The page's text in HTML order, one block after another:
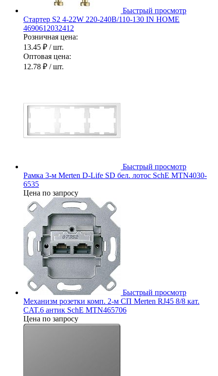
Быстрый просмотр
Стартер S2 4-22W 220-240В/110-130 IN HOME
4690612032412
Розничная цена:
13.45 ₽ / шт.
Оптовая цена:
12.78 ₽ / шт.
Быстрый просмотр
Рамка 3-м Merten D-Life SD бел. лотос SchE MTN4030-
6535
Цена по запросу
Быстрый просмотр
Механизм розетки комп. 2-м СП Merten RJ45 8/8 кат.
CAT.6 антик SchE MTN465706
Цена по запросу